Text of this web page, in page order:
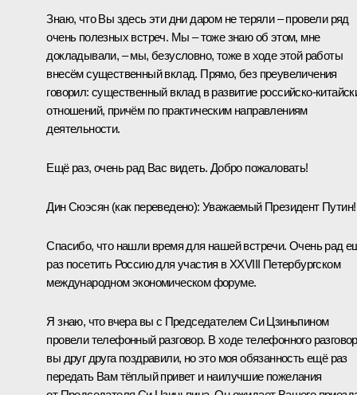
Знаю, что Вы здесь эти дни даром не теряли – провели ряд
очень полезных встреч. Мы – тоже знаю об этом, мне
докладывали, – мы, безусловно, тоже в ходе этой работы
внесём существенный вклад. Прямо, без преувеличения
говорил: существенный вклад в развитие российско-
отношений, причём по практическим направлениям
деятельности.
Ещё раз, очень рад Вас видеть. Добро пожаловать!
Дин Сюэсян(как переведено):Уважаемый Президент Путин!
Спасибо, что нашли время для нашей встречи. Очень рад
раз посетить Россию для участия в XXVIII Петербургском
международном экономическом форуме.
Я знаю, что вчера вы с Председателем Си Цзиньпином
провели телефонный разговор. В ходе телефонного
вы друг друга поздравили, но это моя обязанность ещё раз
передать Вам тёплый привет и наилучшие пожелания